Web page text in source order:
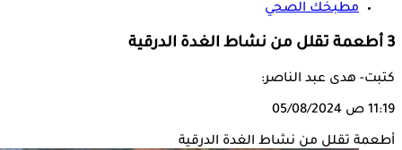
مطبخك الصحي
3 أطعمة تقلل من نشاط الغدة الدرقية
كتبت- هدى عبد الناصر:
11:19 ص 05/08/2024
أطعمة تقلل من نشاط الغدة الدرقية